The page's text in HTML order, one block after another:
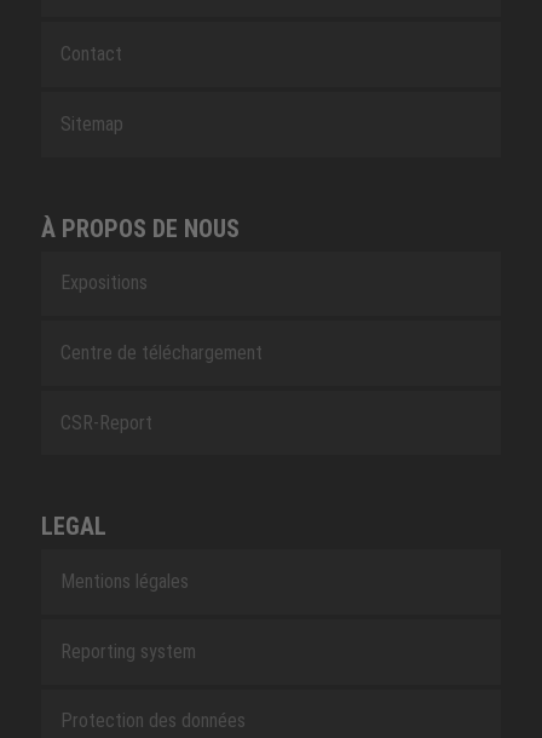
Contact
Sitemap
À PROPOS DE NOUS
Expositions
Centre de téléchargement
CSR-Report
LEGAL
Mentions légales
Reporting system
Protection des données